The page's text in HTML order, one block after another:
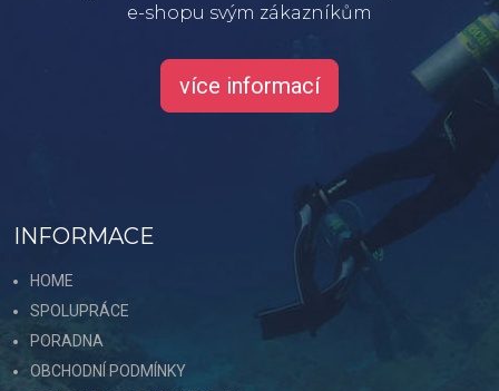
e-shopu svým zákazníkům
více informací
INFORMACE
HOME
SPOLUPRÁCE
PORADNA
OBCHODNÍ PODMÍNKY